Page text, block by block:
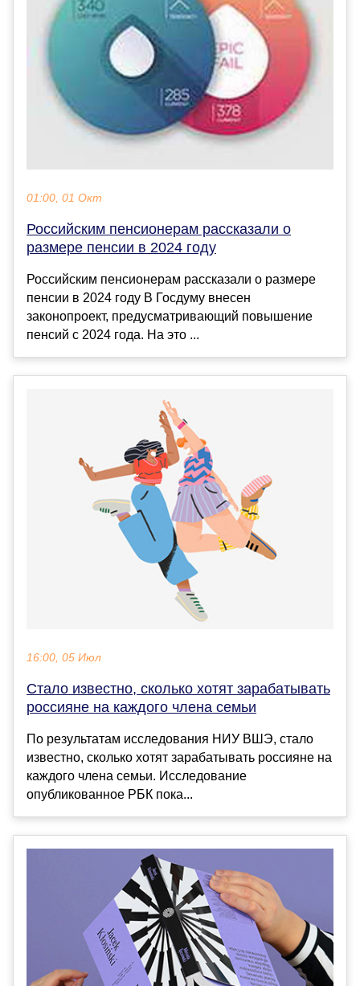
01:00, 01 Окт
Российским пенсионерам рассказали о
размере пенсии в 2024 году
Российским пенсионерам рассказали о размере
пенсии в 2024 году В Госдуму внесен
законопроект, предусматривающий повышение
пенсий с 2024 года. На это ...
16:00, 05 Июл
Стало известно, сколько хотят зарабатывать
россияне на каждого члена семьи
По результатам исследования НИУ ВШЭ, стало
известно, сколько хотят зарабатывать россияне на
каждого члена семьи. Исследование
опубликованное РБК пока...